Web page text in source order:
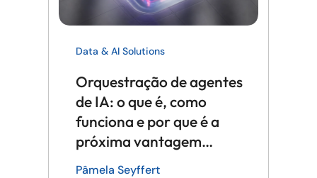
Data & AI Solutions
Orquestração de agentes
de IA: o que é, como
funciona e por que é a
próxima vantagem
competitiva em tecnologia
Pâmela Seyffert